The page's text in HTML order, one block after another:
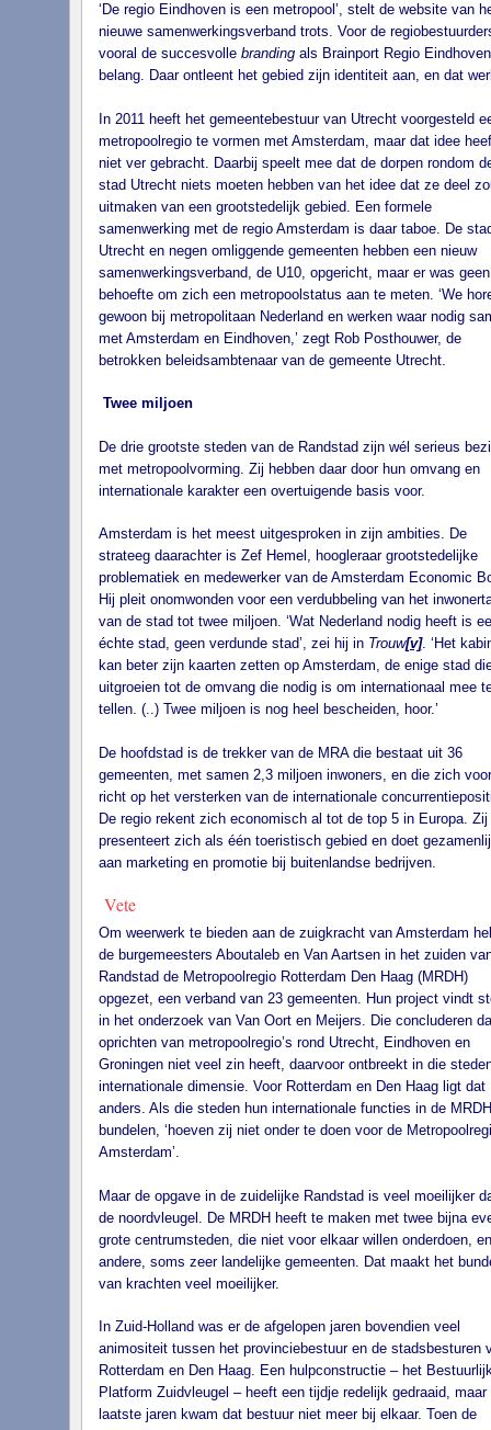
‘De regio Eindhoven is een metropool’, stelt de website van
nieuwe samenwerkingsverband trots. Voor de
vooral de succesvolle brandingals Brainport Regio
belang. Daar ontleent het gebied zijn identiteit aan, en dat
In 2011 heeft het gemeentebestuur van Utrecht voorgesteld
metropoolregio te vormen met Amsterdam, maar dat idee
niet ver gebracht. Daarbij speelt mee dat de dorpen rondom
stad Utrecht niets moeten hebben van het idee dat ze deel
uitmaken van een grootstedelijk gebied. Een formele
samenwerking met de regio Amsterdam is daar taboe. De
Utrecht en negen omliggende gemeenten hebben een nieuw
samenwerkingsverband, de U10, opgericht, maar er was geen
behoefte om zich een metropoolstatus aan te meten. ‘We
gewoon bij metropolitaan Nederland en werken waar nodig
met Amsterdam en Eindhoven,’ zegt Rob Posthouwer, de
betrokken beleidsambtenaar van de gemeente Utrecht.
Twee miljoen
De drie grootste steden van de Randstad zijn wél serieus
met metropoolvorming. Zij hebben daar door hun omvang en
internationale karakter een overtuigende basis voor.
Amsterdam is het meest uitgesproken in zijn ambities. De
strateeg daarachter is Zef Hemel, hoogleraar grootstedelijke
problematiek en medewerker van de Amsterdam Economic
Hij pleit onomwonden voor een verdubbeling van het
van de stad tot twee miljoen. ‘Wat Nederland nodig heeft is
échte stad, geen verdunde stad’, zei hij in Trouw[v]. ‘Het
kan beter zijn kaarten zetten op Amsterdam, de enige stad
uitgroeien tot de omvang die nodig is om internationaal mee
tellen. (..) Twee miljoen is nog heel bescheiden, hoor.’
De hoofdstad is de trekker van de MRA die bestaat uit 36
gemeenten, met samen 2,3 miljoen inwoners, en die zich
richt op het versterken van de internationale
De regio rekent zich economisch al tot de top 5 in Europa. Zij
presenteert zich als één toeristisch gebied en doet
aan marketing en promotie bij buitenlandse bedrijven.
Vete
Om weerwerk te bieden aan de zuigkracht van Amsterdam
de burgemeesters Aboutaleb en Van Aartsen in het zuiden
Randstad de Metropoolregio Rotterdam Den Haag (MRDH)
opgezet, een verband van 23 gemeenten. Hun project vindt
in het onderzoek van Van Oort en Meijers. Die concluderen
oprichten van metropoolregio’s rond Utrecht, Eindhoven en
Groningen niet veel zin heeft, daarvoor ontbreekt in die
internationale dimensie. Voor Rotterdam en Den Haag ligt dat
anders. Als die steden hun internationale functies in de MRDH
bundelen, ‘hoeven zij niet onder te doen voor de
Amsterdam’.
Maar de opgave in de zuidelijke Randstad is veel moeilijker
de noordvleugel. De MRDH heeft te maken met twee bijna
grote centrumsteden, die niet voor elkaar willen onderdoen,
andere, soms zeer landelijke gemeenten. Dat maakt het
van krachten veel moeilijker.
In Zuid-Holland was er de afgelopen jaren bovendien veel
animositeit tussen het provinciebestuur en de stadsbesturen
Rotterdam en Den Haag. Een hulpconstructie – het
Platform Zuidvleugel – heeft een tijdje redelijk gedraaid, maar
laatste jaren kwam dat bestuur niet meer bij elkaar. Toen de